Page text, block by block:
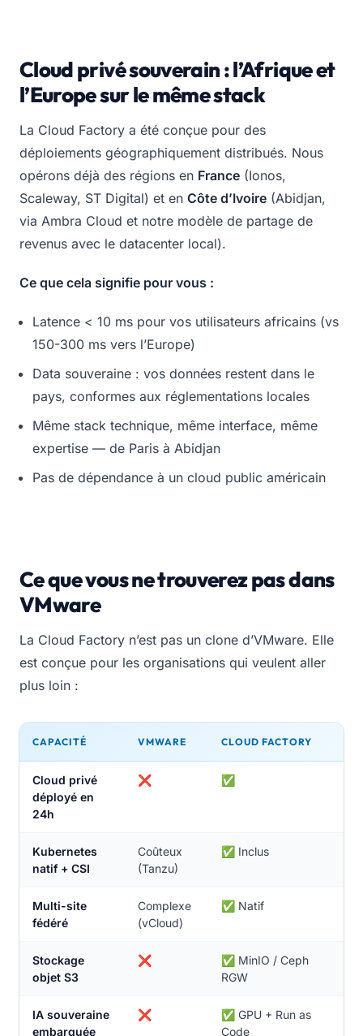
Cloud privé souverain : l’Afrique et
l’Europe sur le même stack
La Cloud Factory a été conçue pour des
déploiements géographiquement distribués. Nous
opérons déjà des régions en France (Ionos,
Scaleway, ST Digital) et en Côte d’Ivoire (Abidjan,
via Ambra Cloud et notre modèle de partage de
revenus avec le datacenter local).
Ce que cela signifie pour vous :
Latence < 10 ms pour vos utilisateurs africains (vs
150-300 ms vers l’Europe)
Data souveraine : vos données restent dans le
pays, conformes aux réglementations locales
Même stack technique, même interface, même
expertise — de Paris à Abidjan
Pas de dépendance à un cloud public américain
Ce que vous ne trouverez pas dans
VMware
La Cloud Factory n’est pas un clone d’VMware. Elle
est conçue pour les organisations qui veulent aller
plus loin :
CAPACITÉ VMWARE CLOUD FACTORY
Cloud privé
déployé en
24h
❌ ✅
Kubernetes
natif + CSI
Coûteux
(Tanzu)
✅ Inclus
Multi-site
fédéré
Complexe
(vCloud)
✅ Natif
Stockage
objet S3
❌
✅ MinIO / Ceph
RGW
IA souveraine
embarquée
❌
✅ GPU + Run as
Code